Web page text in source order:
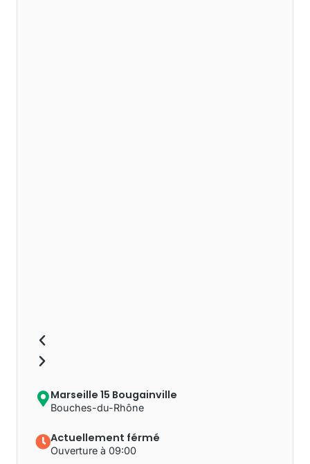
Marseille 15 Bougainville
Bouches-du-Rhône
Actuellement férmé
Ouverture à 09:00